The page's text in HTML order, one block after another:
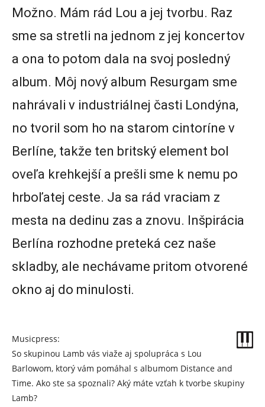
Možno. Mám rád Lou a jej tvorbu. Raz
sme sa stretli na jednom z jej koncertov
a ona to potom dala na svoj posledný
album. Môj nový album Resurgam sme
nahrávali v industriálnej časti Londýna,
no tvoril som ho na starom cintoríne v
Berlíne, takže ten britský element bol
oveľa krehkejší a prešli sme k nemu po
hrboľatej ceste. Ja sa rád vraciam z
mesta na dedinu zas a znovu. Inšpirácia
Berlína rozhodne preteká cez naše
skladby, ale nechávame pritom otvorené
okno aj do minulosti.
Musicpress:
So skupinou Lamb vás viaže aj spolupráca s Lou
Barlowom, ktorý vám pomáhal s albumom Distance and
Time. Ako ste sa spoznali? Aký máte vzťah k tvorbe skupiny
Lamb?